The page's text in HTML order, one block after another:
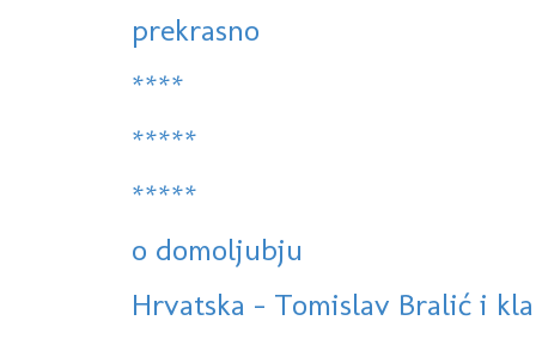
prekrasno
****
*****
*****
o domoljubju
Hrvatska - Tomislav Bralić i